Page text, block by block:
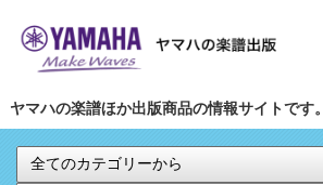
ヤマハの楽譜ほか出版商品の情報サイトです。